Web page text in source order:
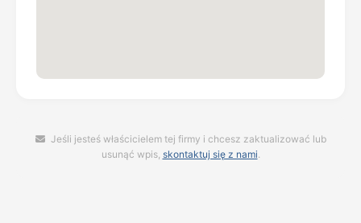
Jeśli jesteś właścicielem tej firmy i chcesz zaktualizować lub
usunąć wpis, skontaktuj się z nami.